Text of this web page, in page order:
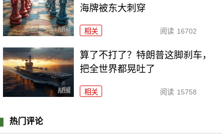
海牌被东大刺穿
相关 阅读 16702
算了不打了？特朗普这脚刹车，
把全世界都晃吐了
相关 阅读 15758
热门评论